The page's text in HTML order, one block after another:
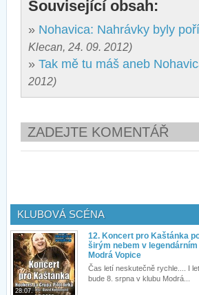
Související obsah:
» Nohavica: Nahrávky byly
Klecan, 24. 09. 2012)
» Tak mě tu máš aneb
2012)
ZADEJTE KOMENTÁŘ
KLUBOVÁ SCÉNA
28.07.
12. Koncert pro Kaštánka
širým nebem v
Modrá Vopice
Čas letí neskutečně rychle.... I
bude 8. srpna v klubu Modrá...